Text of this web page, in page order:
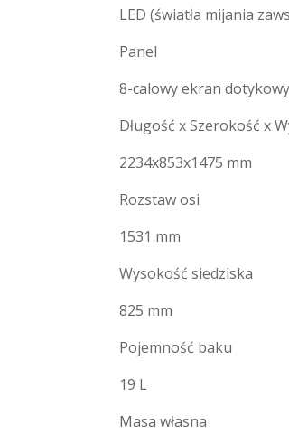
LED (światła mijania
Panel
8-calowy ekran
Długość x Szerokość x
2234x853x1475 mm
Rozstaw osi
1531 mm
Wysokość siedziska
825 mm
Pojemność baku
19 L
Masa własna